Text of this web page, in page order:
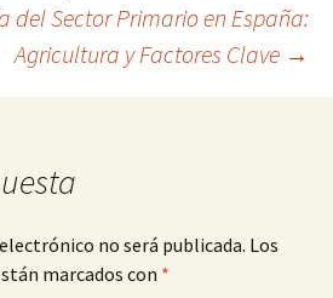
del Sector Primario en España:
Agricultura y Factores Clave →
no será publicada. Los
marcados con *